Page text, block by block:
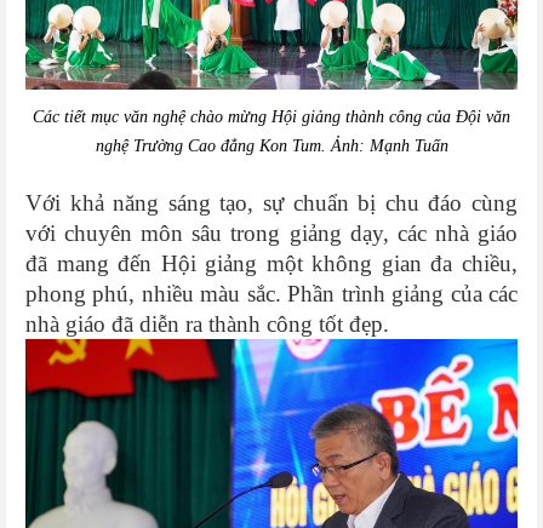
Các tiết mục văn nghệ chào mừng Hội giảng thành công của Đội văn
nghệ Trường Cao đẳng Kon Tum. Ảnh: Mạnh Tuấn
Với khả năng sáng tạo, sự chuẩn bị chu đáo cùng
với chuyên môn sâu trong giảng dạy, các nhà giáo
đã mang đến Hội giảng một không gian đa chiều,
phong phú, nhiều màu sắc. Phần trình giảng của các
nhà giáo đã diễn ra thành công tốt đẹp.